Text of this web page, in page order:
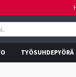
TYÖSUHDEPYÖRÄ